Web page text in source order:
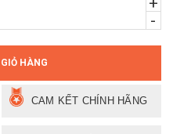
-
HÀNG
CAM KẾT CHÍNH HÃNG